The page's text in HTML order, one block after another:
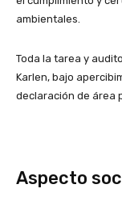
ambientales.
Toda la tarea y
Karlen, bajo
declaración de área
Aspecto